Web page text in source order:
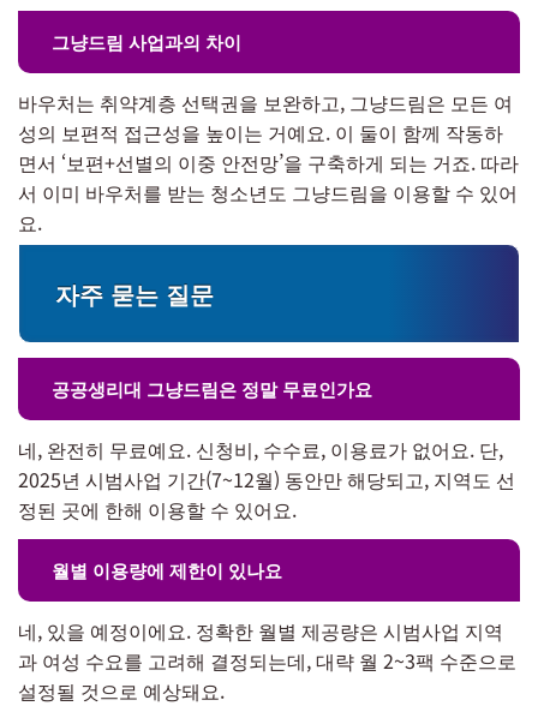
그냥드림 사업과의 차이
바우처는 취약계층 선택권을 보완하고, 그냥드림은 모든 여
성의 보편적 접근성을 높이는 거예요. 이 둘이 함께 작동하
면서 ‘보편+선별의 이중 안전망’을 구축하게 되는 거죠. 따라
서 이미 바우처를 받는 청소년도 그냥드림을 이용할 수 있어
요.
자주 묻는 질문
공공생리대 그냥드림은 정말 무료인가요
네, 완전히 무료예요. 신청비, 수수료, 이용료가 없어요. 단,
2025년 시범사업 기간(7~12월) 동안만 해당되고, 지역도 선
정된 곳에 한해 이용할 수 있어요.
월별 이용량에 제한이 있나요
네, 있을 예정이에요. 정확한 월별 제공량은 시범사업 지역
과 여성 수요를 고려해 결정되는데, 대략 월 2~3팩 수준으로
설정될 것으로 예상돼요.